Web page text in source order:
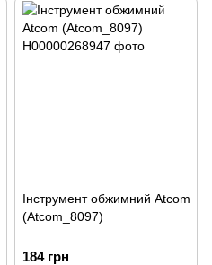
Інструмент обжимний Atcom
(Atcom_8097)
184 грн